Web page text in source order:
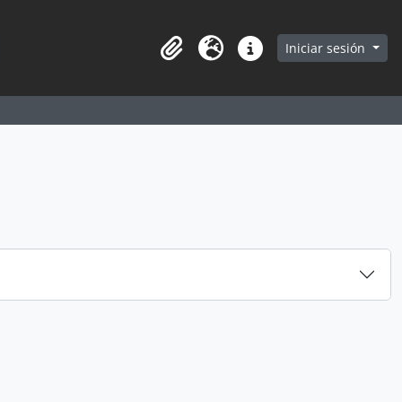
in browse page
Portapapeles
Idioma Enlaces rápidos
Iniciar sesión